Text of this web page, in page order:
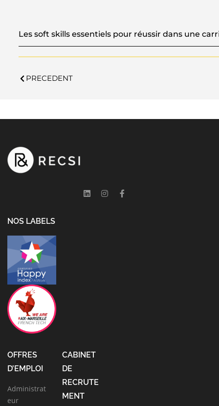
Les soft skills essentiels pour réussir dans une
PRECEDENT
NOS LABELS
OFFRES
D’EMPLOI
Administrat
eur
CABINET
DE
RECRUTE
MENT